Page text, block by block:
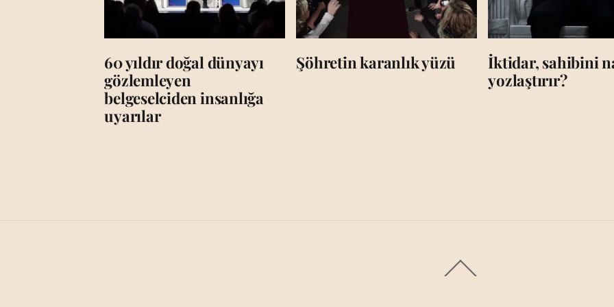
60 yıldır doğal dünyayı
gözlemleyen
belgeselciden insanlığa
uyarılar
Şöhretin karanlık yüzü
İktidar, sahibini
yozlaştırır?
To